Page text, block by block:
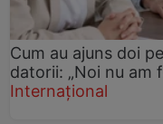
Cum au ajuns doi
datorii: „Noi nu am
Internațional